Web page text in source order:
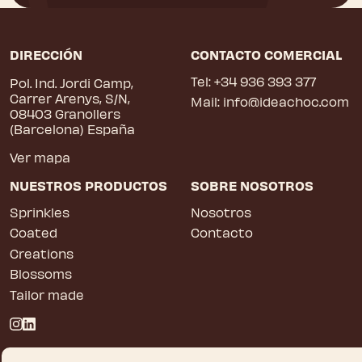
DIRECCIÓN
Pol. Ind. Jordi Camp,
Carrer Arenys, S/N,
08403 Granollers
(Barcelona) España
Ver mapa
CONTACTO COMERCIAL
Tel: +34 936 393 377
Mail: info@ideachoc.com
NUESTROS PRODUCTOS
Sprinkles
Coated
Creations
Blossoms
Tailor made
SOBRE NOSOTROS
Nosotros
Contacto